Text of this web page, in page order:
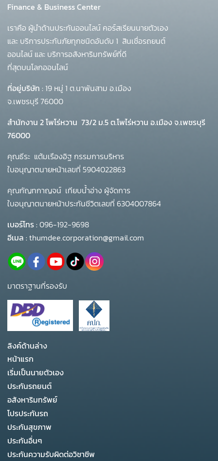
Finance & Business Center
เราคือ ผู้นำด้านประกันออนไลน์ คอร์สเรียนนายตัวเอง
และ บริการประกันภัยทุกชนิดอันดับ 1 สินเชื่อรถยนต์
ออนไลน์ และ บริการอสังหาริมทรัพย์ที่ดี
ที่สุดบนโลกออนไลน์
ที่อยู่บริษัท : 19 หมู่ 1 ต.นาพันสาม อ.เมือง
จ.เพชรบุรี 76000
สำนักงาน 2 โพโร่หวาน 73/2 ม.5 ต.โพไร่หวาน อ.เมือง จ.เพชรบุรี
76000
คุณธีระ แต้มเรืองอิฐ กรรมการบริหาร
ใบอนุญาตนายหน้าเลขที่ 5904022863
คุณกัญทกาญจน์ เทียบน้ำอ่าง ผู้จัดการ
ใบอนุญาตนายหน้าประกันชีวิตเลขที่ 6304007864
เบอร์โทร :096-192-9698
อีเมล :thumdee.corporation@gmail.com
มาตราฐานที่รองรับ
ลิงค์ด้านล่าง
หน้าแรก
เริ่มเป็นนายตัวเอง
ประกันรถยนต์
อสังหาริมทรัพย์
โปรประกันรถ
ประกันสุขภาพ
ประกันอื่นๆ
ประกันความรับผิดต่อวิชาชีพ